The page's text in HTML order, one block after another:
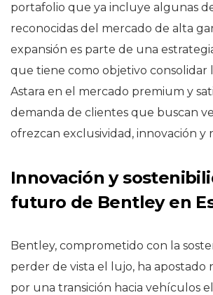
portafolio que ya incluye algunas
reconocidas del mercado de alta
expansión es parte de una
que tiene como objetivo consolidar
Astara en el mercado premium y
demanda de clientes que buscan
ofrezcan exclusividad, innovación y
Innovación y
futuro de Bentley en
Bentley, comprometido con la
perder de vista el lujo, ha apostado
por una transición hacia vehículos